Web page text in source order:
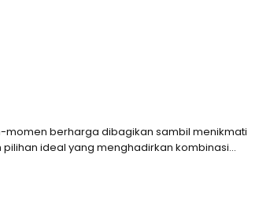
momen berharga dibagikan sambil menikmati
pilihan ideal yang menghadirkan kombinasi…